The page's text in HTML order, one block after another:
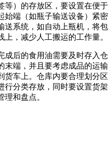
等）的存放区，要设置在便于
始端（如瓶子输送设备）紧密
送系统，如自动上瓶机，将包
，减少人工搬运的工作量。
成后的食用油需要及时存入仓
末端，并且要考虑成品的运输
货车上。仓库内要合理划分区
行分类存放，同时要设置货架
和盘点。